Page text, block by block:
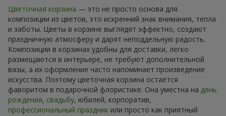
Цветочная корзина — это не просто основа для
композиции из цветов, это искренний знак внимания, тепла
и заботы. Цветы в корзине выглядят эффектно, создают
праздничную атмосферу и дарят неподдельную радость.
Композиции в корзинах удобны для доставки, легко
размещаются в интерьере, не требуют дополнительной
вазы, а их оформление часто напоминает произведение
искусства. Поэтому цветочная корзина остаётся
фаворитом в подарочной флористике. Она уместна на день
рождения, свадьбу, юбилей, корпоратив,
профессиональный праздник или просто как приятный